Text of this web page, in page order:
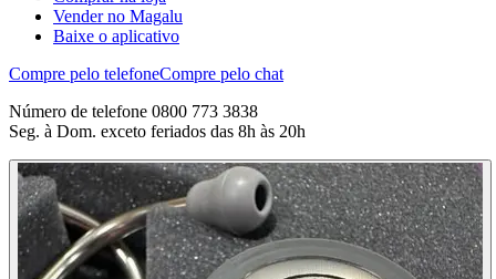
Vender no Magalu
Baixe o aplicativo
Compre pelo telefoneCompre pelo chat
Número de telefone 0800 773 3838
Seg. à Dom. exceto feriados das 8h às 20h